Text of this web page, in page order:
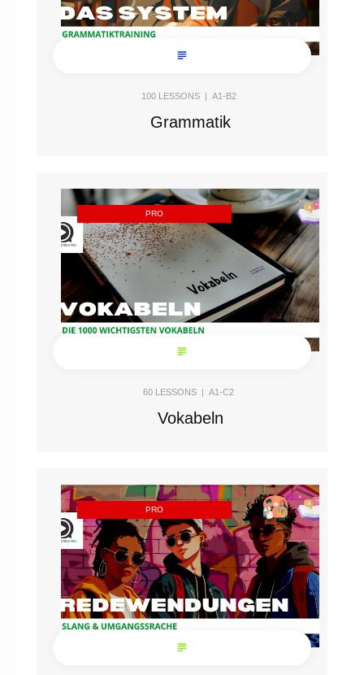
100LESSONS | A1-B2
Grammatik
PRO
60 LESSONS | A1-C2
Vokabeln
PRO